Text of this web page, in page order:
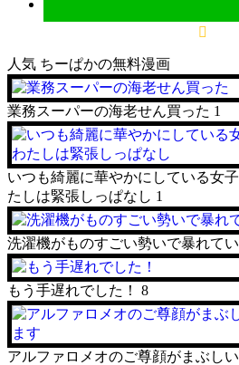
人気 ちーぱかの無料漫画
業務スーパーの海老せん買った 1
いつも綺麗に華やかにしている女
たしは緊張しっぱなし 1
洗濯機がものすごい勢いで暴れて
もう手遅れでした！ 8
アルファロメオのご尊顔がまぶし